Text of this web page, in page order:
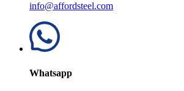
info@affordsteel.com
Whatsapp